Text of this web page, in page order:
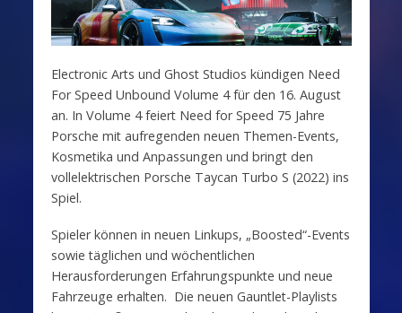
Electronic Arts und Ghost Studios kündigen Need
For Speed Unbound Volume 4 für den 16. August
an. In Volume 4 feiert Need for Speed 75 Jahre
Porsche mit aufregenden neuen Themen-Events,
Kosmetika und Anpassungen und bringt den
vollelektrischen Porsche Taycan Turbo S (2022) ins
Spiel.
Spieler können in neuen Linkups, „Boosted“-Events
sowie täglichen und wöchentlichen
Herausforderungen Erfahrungspunkte und neue
Fahrzeuge erhalten. Die neuen Gauntlet-Playlists